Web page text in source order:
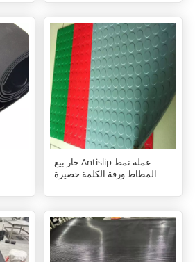
حار بيع Antislip عملة نمط
المطاط ورقة الكلمة حصيرة